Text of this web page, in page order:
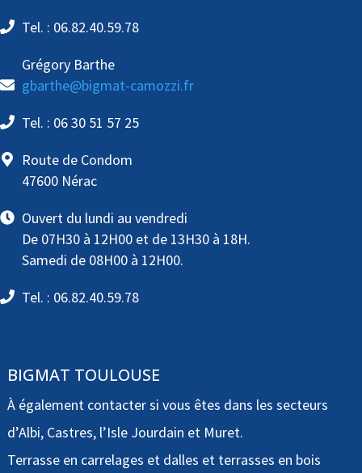
Tel. : 06.82.40.59.78
Grégory Barthe
gbarthe@bigmat-camozzi.fr
Tel. : 06 30 51 57 25
Route de Condom
47600 Nérac
Ouvert du lundi au vendredi
De 07H30 à 12H00 et de 13H30 à 18H.
Samedi de 08H00 à 12H00.
Tel. : 06.82.40.59.78
BIGMAT TOULOUSE
À également contacter si vous êtes dans les secteurs
d’Albi, Castres, l’Isle Jourdain et Muret.
Terrasse en carrelages et dalles et terrasses en bois